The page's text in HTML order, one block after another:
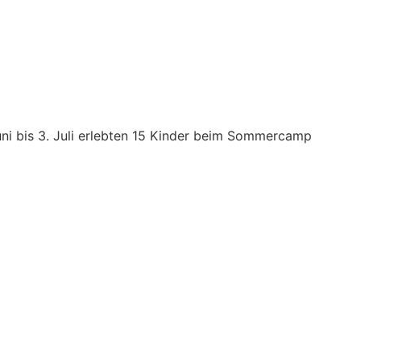
bis 3. Juli erlebten 15 Kinder beim Sommercamp